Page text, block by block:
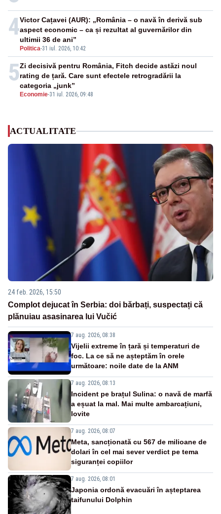
4
Politica-31 iul. 2026, 10:42
Victor Cațavei (AUR): „România – o navă în derivă sub
aspect economic – ca și rezultat al guvernărilor din
ultimii 36 de ani”
5
Economie-31 iul. 2026, 09:48
Zi decisivă pentru România, Fitch decide astăzi noul
rating de țară. Care sunt efectele retrogradării la
categoria „junk”
ACTUALITATE
24 feb. 2026, 15:50
Complot dejucat în Serbia: doi bărbați, suspectați că
plănuiau asasinarea lui Vučić
7 aug. 2026, 08:38
Vijelii extreme în țară și temperaturi de
foc. La ce să ne așteptăm în orele
următoare: noile date de la ANM
7 aug. 2026, 08:13
Incident pe brațul Sulina: o navă de marfă
a eșuat la mal. Mai multe ambarcațiuni,
lovite
7 aug. 2026, 08:07
Meta, sancționată cu 567 de milioane de
dolari în cel mai sever verdict pe tema
siguranței copiilor
7 aug. 2026, 08:01
Japonia ordonă evacuări în așteptarea
taifunului Dolphin